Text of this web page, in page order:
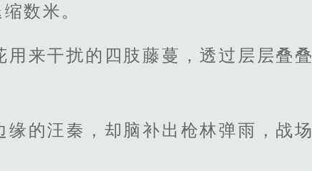
数米。
来干扰的四肢藤蔓，透过层层叠叠
的汪秦，却脑补出枪林弹雨，战场